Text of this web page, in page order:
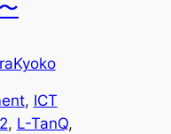
, ICT
, L-TanQ